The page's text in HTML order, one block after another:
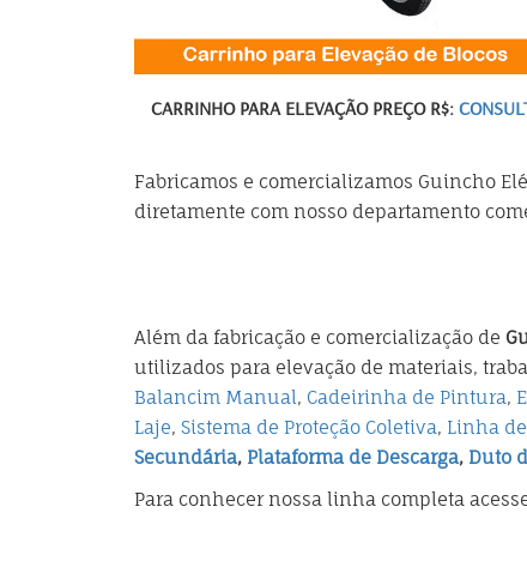
CARRINHO PARA ELEVAÇÃO PREÇO R$:
Fabricamos e comercializamos Guincho
diretamente com nosso departamento
Além da fabricação e comercialização de
utilizados para elevação de materiais,
Balancim Manual, Cadeirinha de Pintura,
Laje, Sistema de Proteção Coletiva, Linha
Secundária, Plataforma de Descarga, Duto
Para conhecer nossa linha completa